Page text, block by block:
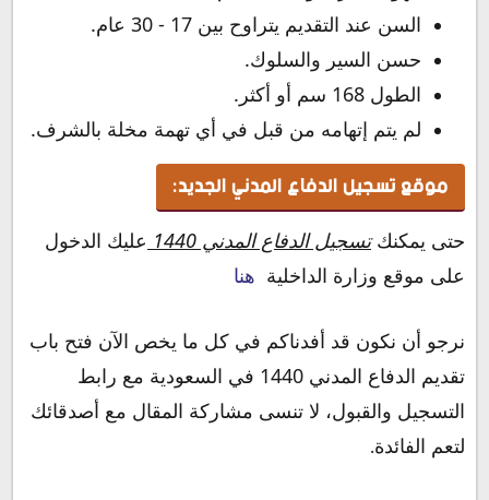
السن عند التقديم يتراوح بين 17 - 30 عام.
حسن السير والسلوك.
الطول 168 سم أو أكثر.
لم يتم إتهامه من قبل في أي تهمة مخلة بالشرف.
موقع تسجيل الدفاع المدني الجديد:
حتى يمكنكتسجيل الدفاع المدني 1440
عليك الدخول
على موقع وزارة الداخلية هنا
نرجو أن نكون قد أفدناكم في كل ما يخص الآن فتح باب
تقديم الدفاع المدني 1440 في السعودية مع رابط
التسجيل والقبول، لا تنسى مشاركة المقال مع أصدقائك
لتعم الفائدة.